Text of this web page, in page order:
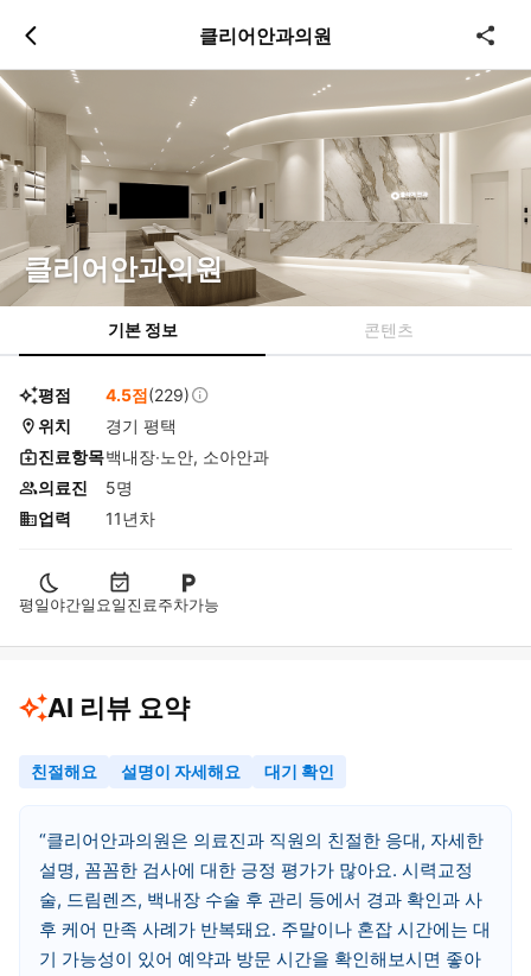
클리어안과의원
클리어안과의원
기본 정보 콘텐츠
평점 4.5점(229)
위치
경기 평택
진료항목백내장∙노안, 소아안과
의료진
5명
업력
11년차
평일야간일요일진료주차가능
AI 리뷰 요약
친절해요 설명이 자세해요 대기 확인
클리어안과의원은 의료진과 직원의 친절한 응대, 자세한
설명, 꼼꼼한 검사에 대한 긍정 평가가 많아요. 시력교정
술, 드림렌즈, 백내장 수술 후 관리 등에서 경과 확인과 사
후 케어 만족 사례가 반복돼요. 주말이나 혼잡 시간에는 대
기 가능성이 있어 예약과 방문 시간을 확인해보시면 좋아